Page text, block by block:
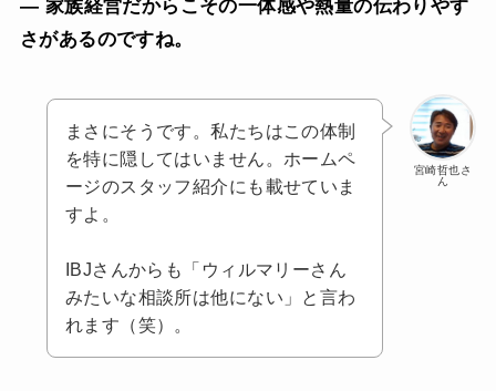
— 家族経営だからこその一体感や熱量の伝わりやす
さがあるのですね。
宮崎哲也さ
ん
まさにそうです。私たちはこの体制
を特に隠してはいません。ホームペ
ージのスタッフ紹介にも載せていま
すよ。
IBJさんからも「ウィルマリーさん
みたいな相談所は他にない」と言わ
れます（笑）。